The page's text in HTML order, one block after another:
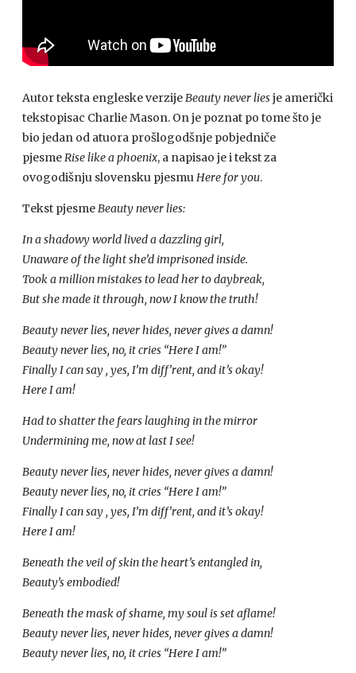
Autor teksta engleske verzije Beauty never liesje američki
tekstopisac Charlie Mason. On je poznat po tome što je
bio jedan od atuora prošlogodšnje pobjedniče
pjesme Rise like a phoenix, a napisao je i tekst za
ovogodišnju slovensku pjesmu Here for you.
Tekst pjesme Beauty never lies:
In a shadowy world lived a dazzling girl,
Unaware of the light she’d imprisoned inside.
Took a million mistakes to lead her to daybreak,
But she made it through, now I know the truth!
Beauty never lies, never hides, never gives a damn!
Beauty never lies, no, it cries “Here I am!”
Finally I can say , yes, I’m diff’rent, and it’s okay!
Here I am!
Had to shatter the fears laughing in the mirror
Undermining me, now at last I see!
Beauty never lies, never hides, never gives a damn!
Beauty never lies, no, it cries “Here I am!”
Finally I can say , yes, I’m diff’rent, and it’s okay!
Here I am!
Beneath the veil of skin the heart’s entangled in,
Beauty’s embodied!
Beneath the mask of shame, my soul is set aflame!
Beauty never lies, never hides, never gives a damn!
Beauty never lies, no, it cries “Here I am!”